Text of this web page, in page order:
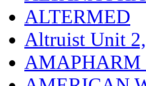
ALTERMED
Altruist Unit
AMAPHARM